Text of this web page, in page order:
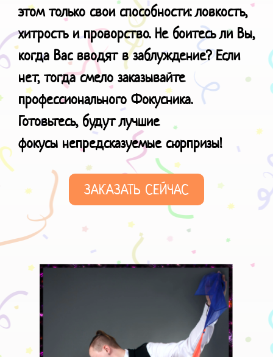
этом только свои способности: ловкость,
хитрость и проворство. Не боитесь ли Вы,
когда Вас вводят в заблуждение? Если
нет, тогда смело заказывайте
профессионального Фокусника.
Готовьтесь, будут лучшие
фокусы непредсказуемые сюрпризы!
ЗАКАЗАТЬ СЕЙЧАС